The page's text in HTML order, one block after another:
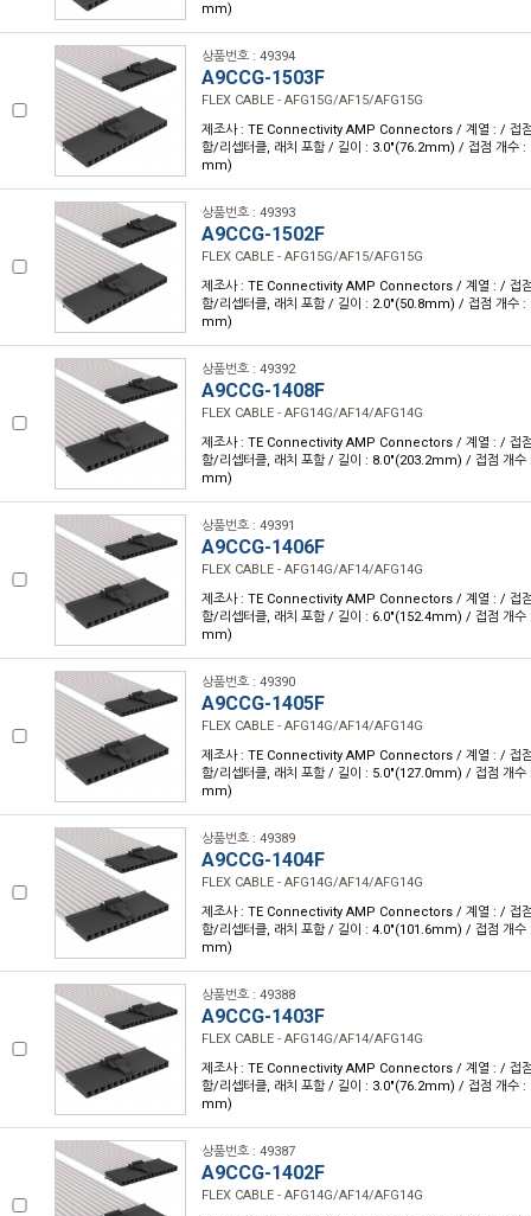
mm)
상품번호 : 49394
A9CCG-1503F
FLEX CABLE - AFG15G/AF15/AFG15G
제조사 : TE Connectivity AMP Connectors / 계열 : / 접점
함/리셉터클, 래치 포함 / 길이 : 3.0"(76.2mm) / 접점 개수
mm)
상품번호 : 49393
A9CCG-1502F
FLEX CABLE - AFG15G/AF15/AFG15G
제조사 : TE Connectivity AMP Connectors / 계열 : / 접점
함/리셉터클, 래치 포함 / 길이 : 2.0"(50.8mm) / 접점 개수
mm)
상품번호 : 49392
A9CCG-1408F
FLEX CABLE - AFG14G/AF14/AFG14G
제조사 : TE Connectivity AMP Connectors / 계열 : / 접점
함/리셉터클, 래치 포함 / 길이 : 8.0"(203.2mm) / 접점 개
mm)
상품번호 : 49391
A9CCG-1406F
FLEX CABLE - AFG14G/AF14/AFG14G
제조사 : TE Connectivity AMP Connectors / 계열 : / 접점
함/리셉터클, 래치 포함 / 길이 : 6.0"(152.4mm) / 접점 개
mm)
상품번호 : 49390
A9CCG-1405F
FLEX CABLE - AFG14G/AF14/AFG14G
제조사 : TE Connectivity AMP Connectors / 계열 : / 접점
함/리셉터클, 래치 포함 / 길이 : 5.0"(127.0mm) / 접점 개
mm)
상품번호 : 49389
A9CCG-1404F
FLEX CABLE - AFG14G/AF14/AFG14G
제조사 : TE Connectivity AMP Connectors / 계열 : / 접점
함/리셉터클, 래치 포함 / 길이 : 4.0"(101.6mm) / 접점 개
mm)
상품번호 : 49388
A9CCG-1403F
FLEX CABLE - AFG14G/AF14/AFG14G
제조사 : TE Connectivity AMP Connectors / 계열 : / 접점
함/리셉터클, 래치 포함 / 길이 : 3.0"(76.2mm) / 접점 개수
mm)
상품번호 : 49387
A9CCG-1402F
FLEX CABLE - AFG14G/AF14/AFG14G